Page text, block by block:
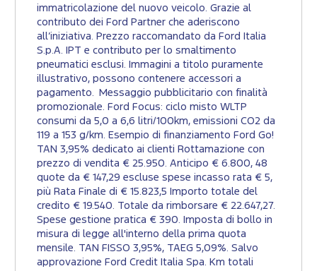
immatricolazione del nuovo veicolo. Grazie al
contributo dei Ford Partner che aderiscono
all’iniziativa. Prezzo raccomandato da Ford Italia
S.p.A. IPT e contributo per lo smaltimento
pneumatici esclusi. Immagini a titolo puramente
illustrativo, possono contenere accessori a
pagamento. Messaggio pubblicitario con finalità
promozionale. Ford Focus: ciclo misto WLTP
consumi da 5,0 a 6,6 litri/100km, emissioni CO2 da
119 a 153 g/km. Esempio di finanziamento Ford Go!
TAN 3,95% dedicato ai clienti Rottamazione con
prezzo di vendita € 25.950. Anticipo € 6.800, 48
quote da € 147,29 escluse spese incasso rata € 5,
più Rata Finale di € 15.823,5 Importo totale del
credito € 19.540. Totale da rimborsare € 22.647,27.
Spese gestione pratica € 390. Imposta di bollo in
misura di legge all'interno della prima quota
mensile. TAN FISSO 3,95%, TAEG 5,09%. Salvo
approvazione Ford Credit Italia Spa. Km totali